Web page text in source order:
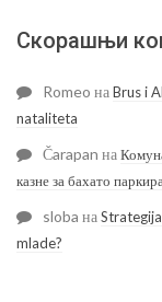
Скорашњи
Romeo наBrus i
nataliteta
Čarapan на
казне за бахато
sloba на
mlade?